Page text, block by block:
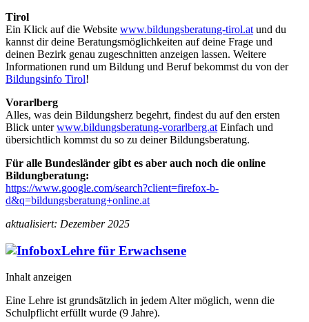
Tirol
Ein Klick auf die Website www.bildungsberatung-tirol.at und du
kannst dir deine Beratungsmöglichkeiten auf deine Frage und
deinen Bezirk genau zugeschnitten anzeigen lassen. Weitere
Informationen rund um Bildung und Beruf bekommst du von der
Bildungsinfo Tirol!
Vorarlberg
Alles, was dein Bildungsherz begehrt, findest du auf den ersten
Blick unterwww.bildungsberatung-vorarlberg.at Einfach und
übersichtlich kommst du so zu deiner Bildungsberatung.
Für alle Bundesländer gibt es aber auch noch die online
Bildungberatung:
https://www.google.com/search?client=firefox-b-
d&q=bildungsberatung+online.at
aktualisiert: Dezember 2025
Lehre für Erwachsene
Inhalt anzeigen
Eine Lehre ist grundsätzlich in jedem Alter möglich, wenn die
Schulpflicht erfüllt wurde (9 Jahre).